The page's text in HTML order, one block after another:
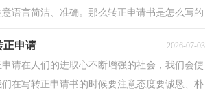
语言简洁、准确。那么转正申请书是怎么写的
正申请 2026-07-03
请在人们的进取心不断增强的社会，我们会使
在写转正申请书的时候要注意态度要诚恳、朴